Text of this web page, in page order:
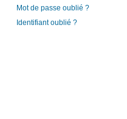
Mot de passe oublié ?
Identifiant oublié ?